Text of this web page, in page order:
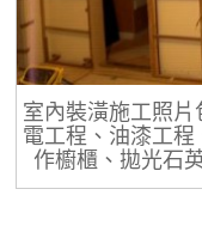
室內裝潢施工照
電工程、油漆工
作櫥櫃、拋光石